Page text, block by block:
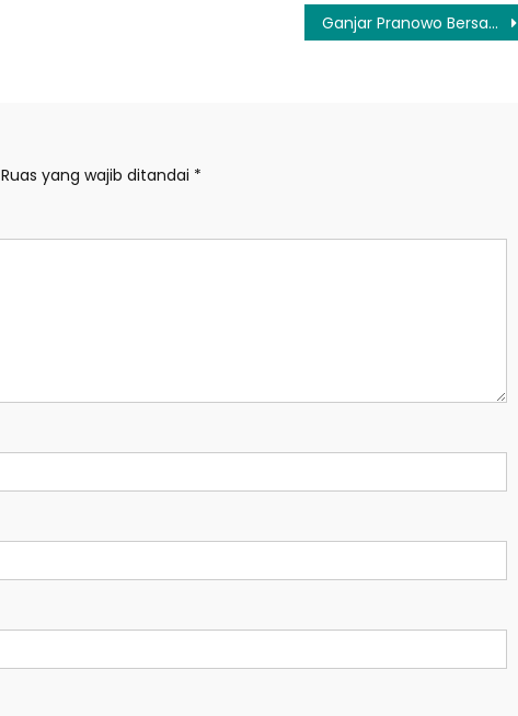
Ganjar Pranowo Bersama APEKSI Bergotongroyong Bangun dan Majukan Negara Pancasila Indonesia
Ruas yang wajib ditandai *